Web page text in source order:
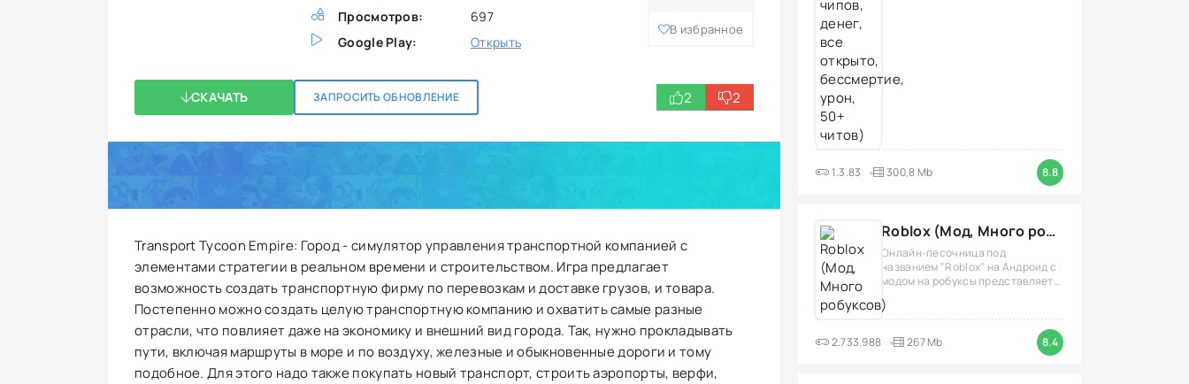
Просмотров:
697
Google Play:
Открыть
В избранное
СКАЧАТЬ ЗАПРОСИТЬ ОБНОВЛЕНИЕ 2 2
Transport Tycoon Empire: Город - симулятор управления транспортной компанией с
элементами стратегии в реальном времени и строительством. Игра предлагает
возможность создать транспортную фирму по перевозкам и доставке грузов, и товара.
Постепенно можно создать целую транспортную компанию и охватить самые разные
отрасли, что повлияет даже на экономику и внешний вид города. Так, нужно прокладывать
пути, включая маршруты в море и по воздуху, железные и обыкновенные дороги и тому
подобное. Для этого надо также покупать новый транспорт, строить аэропорты, верфи,
1.3.83 300,8 Mb 8.8
Roblox (Мод, Много робуксов)
Онлайн-песочница под
названием "Roblox" на Андроид с
модом на робуксы представляет
собой
2.733.988 267 Mb 8.4